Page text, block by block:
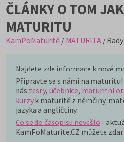
ČLÁNKY O TOM
MATURITU
KamPoMaturitě / MATURITA /
Najdete zde informace k nové
Připravte se s námi na maturitu!
nás testy, učebnice, maturitní
kurzy k maturitě z němčiny,
jazyka a angličtiny.
Co se do časopisu nevešlo -
KamPoMaturite.CZ můžete